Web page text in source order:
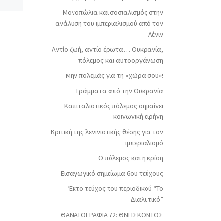
Συντακτική Ομάδα –
Εισαγωγικό σημείωμα
Αντίθεση & Σύντροφοι – Ο
πόλεμος και η κρίση Αντίθεση
[…]
Μονοπώλια και σοσιαλισμός στην
ανάλυση του ιμπεριαλισμού από τον
Λένιν
Αντίο ζωή, αντίο έρωτα… Ουκρανία,
πόλεμος και αυτοοργάνωση
Μην πολεμάς για τη «χώρα σου»!
Γράμματα από την Ουκρανία
Καπιταλιστικός πόλεμος σημαίνει
κοινωνική ειρήνη
Κριτική της λενινιστικής θέσης για τον
ιμπεριαλισμό
Ο πόλεμος και η κρίση
Εισαγωγικό σημείωμα 6ου τεύχους
Έκτο τεύχος του περιοδικού “Το
Διαλυτικό”
ΘΑΝΑΤΟΓΡΑΦΙΑ 72: ΘΝΗΣΚΟΝΤOΣ